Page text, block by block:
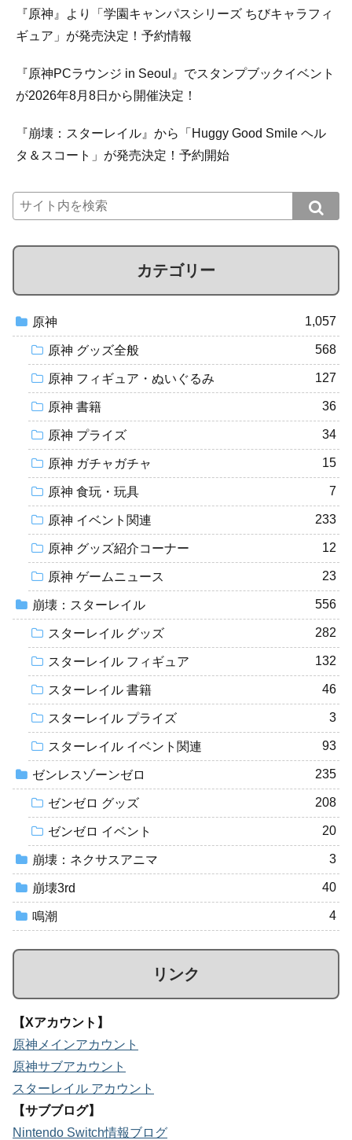
『原神』より「学園キャンパスシリーズ ちびキャラフィ
ギュア」が発売決定！予約情報
『原神PCラウンジ in Seoul』でスタンプブックイベント
が2026年8月8日から開催決定！
『崩壊：スターレイル』から「Huggy Good Smile ヘル
タ＆スコート」が発売決定！予約開始
カテゴリー
原神 1,057
原神 グッズ全般 568
原神 フィギュア・ぬいぐるみ 127
原神 書籍 36
原神 プライズ 34
原神 ガチャガチャ 15
原神 食玩・玩具 7
原神 イベント関連 233
原神 グッズ紹介コーナー 12
原神 ゲームニュース 23
崩壊：スターレイル 556
スターレイル グッズ 282
スターレイル フィギュア 132
スターレイル 書籍 46
スターレイル プライズ 3
スターレイル イベント関連 93
ゼンレスゾーンゼロ 235
ゼンゼロ グッズ 208
ゼンゼロ イベント 20
崩壊：ネクサスアニマ 3
崩壊3rd 40
鳴潮 4
リンク
【Xアカウント】
原神メインアカウント
原神サブアカウント
スターレイル アカウント
【サブブログ】
Nintendo Switch情報ブログ